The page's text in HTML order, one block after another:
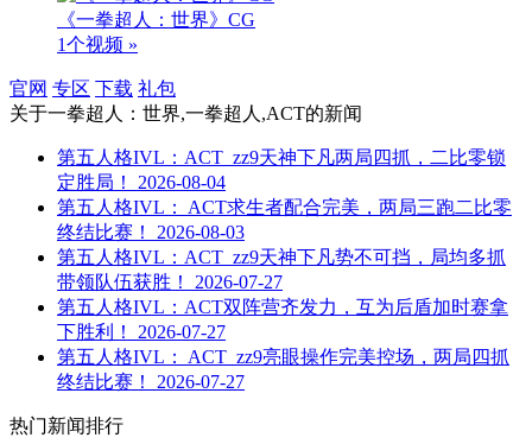
《一拳超人：世界》CG
1个视频 »
官网 专区 下载 礼包
关于一拳超人：世界,一拳超人,ACT的新闻
第五人格IVL：ACT_zz9天神下凡两局四抓，二比零锁
定胜局！
2026-08-04
第五人格IVL： ACT求生者配合完美，两局三跑二比零
终结比赛！
2026-08-03
第五人格IVL：ACT_zz9天神下凡势不可挡，局均多抓
带领队伍获胜！
2026-07-27
第五人格IVL：ACT双阵营齐发力，互为后盾加时赛拿
下胜利！
2026-07-27
第五人格IVL： ACT_zz9亮眼操作完美控场，两局四抓
终结比赛！
2026-07-27
热门新闻排行